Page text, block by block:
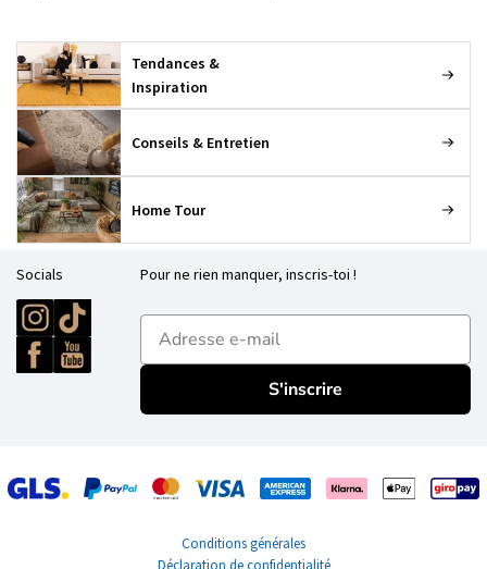
Tendances &
Inspiration
Conseils & Entretien
Home Tour
Socials Pour ne rien manquer, inscris-toi !
E-mailadres
S'inscrire
Conditions générales
Déclaration de confidentialité